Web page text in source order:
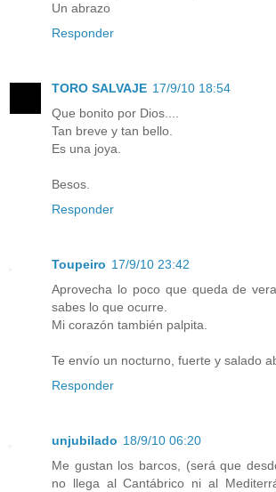
Un abrazo
Responder
TORO SALVAJE 17/9/10 18:54
Que bonito por Dios....
Tan breve y tan bello.
Es una joya.
Besos.
Responder
Toupeiro 17/9/10 23:42
Aprovecha lo poco que queda de
sabes lo que ocurre.
Mi corazón también palpita.
Te envío un nocturno, fuerte y salado
Responder
unjubilado 18/9/10 06:20
Me gustan los barcos, (será que
no llega al Cantábrico ni al